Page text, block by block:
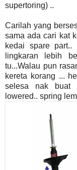
supertoring) ..
Carilah yang
sama ada cari kat
kedai spare
lingkaran lebih
tu...Walau pun
kereta korang ...
selesa nak buat
lowered.. spring